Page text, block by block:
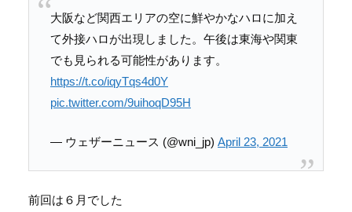
大阪など関西エリアの空に鮮やかなハロに加え
て外接ハロが出現しました。午後は東海や関東
でも見られる可能性があります。
https://t.co/iqyTqs4d0Y
pic.twitter.com/9uihoqD95H
— ウェザーニュース (@wni_jp) April 23, 2021
前回は６月でした